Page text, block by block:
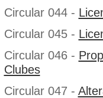
Circular 044 -
Circular 045 -
Circular 046 -
Clubes
Circular 047 -